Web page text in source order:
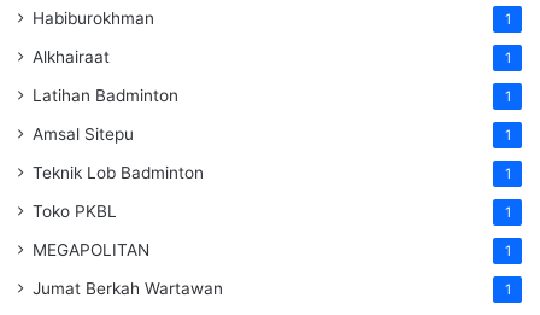
Habiburokhman 1
Alkhairaat 1
Latihan Badminton 1
Amsal Sitepu 1
Teknik Lob Badminton 1
Toko PKBL 1
MEGAPOLITAN 1
Jumat Berkah Wartawan 1